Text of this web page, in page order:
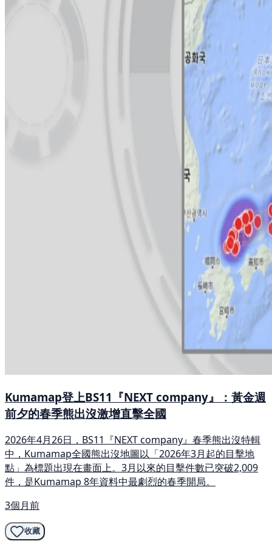
Kumamap登上BS11『NEXT company』：黃金週
前夕的春季熊出沒激增直擊全國
2026年4月26日，BS11『NEXT company』春季熊出沒特輯
中，Kumamap全國熊出沒地圖以「2026年3月起的目擊地
點」為標題出現在畫面上。3月以來的目擊件數已突破2,009
件，是Kumamap 8年資料中最劇烈的春季開局。
3個月前
收藏